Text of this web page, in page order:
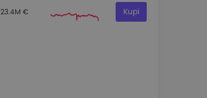
23.4M € Kupi